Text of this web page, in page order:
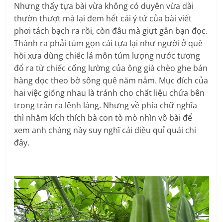
Nhưng thấy tựa bài vừa không có duyên vừa dài
thườn thượt mà lại đem hết cái ý tứ của bài viết
phơi tách bạch ra rồi, còn đâu mà giựt gân bạn đọc.
Thành ra phải túm gọn cái tựa lại như người ở quê
hồi xưa dùng chiếc lá môn túm lượng nước tương
đổ ra từ chiếc cống lường của ông già chèo ghe bán
hàng dọc theo bờ sông quê năm nẳm. Mục đích của
hai việc giống nhau là tránh cho chất liệu chứa bên
trong tràn ra lênh láng. Nhưng về phía chữ nghĩa
thì nhằm kích thích bà con tò mò nhìn vô bài để
xem anh chàng nầy suy nghĩ cái điều quỉ quái chi
đây.